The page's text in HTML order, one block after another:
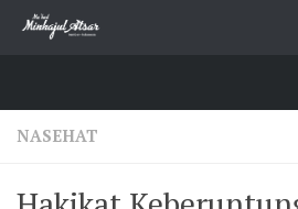
Skip to content
NASEHAT